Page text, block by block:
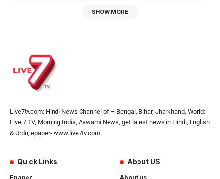
SHOW MORE
Live7tv.com: Hindi News Channel of – Bengal, Bihar, Jharkhand, World:
Live 7 TV, Morning India, Aawami News, get latest news in Hindi, English
& Urdu, epaper- www.live7tv.com
Quick Links
Epaper
About US
About us